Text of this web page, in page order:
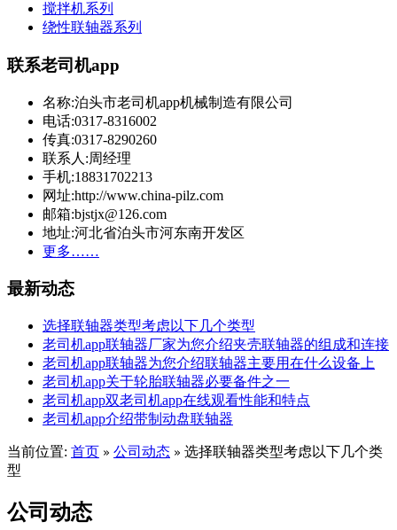
搅拌机系列
绕性联轴器系列
联系老司机app
名称:泊头市老司机app机械制造有限公司
电话:0317-8316002
传真:0317-8290260
联系人:周经理
手机:18831702213
网址:http://www.china-pilz.com
邮箱:bjstjx@126.com
地址:河北省泊头市河东南开发区
更多……
最新动态
选择联轴器类型考虑以下几个类型
老司机app联轴器厂家为您介绍夹壳联轴器的组成和连接
老司机app联轴器为您介绍联轴器主要用在什么设备上
老司机app关于轮胎联轴器必要备件之一
老司机app双老司机app在线观看性能和特点
老司机app介绍带制动盘联轴器
当前位置: 首页 » 公司动态 » 选择联轴器类型考虑以下几个类
型
公司动态